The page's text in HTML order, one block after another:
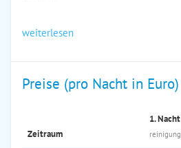
weiterlesen
Preise (pro Nacht in Euro)
Zeitraum
1. Nacht
reinigung